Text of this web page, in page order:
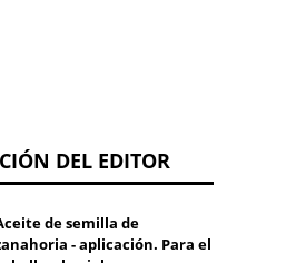
DEL EDITOR
de semilla de
- aplicación. Para el